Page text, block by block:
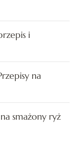
i
na
smażony ryż